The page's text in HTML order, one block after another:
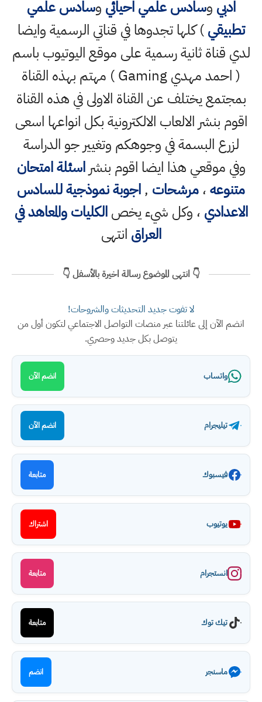
ادبي وسادس علمي احيائي وسادس علمي
تطبيقي) كلها تجدوها في قناتي الرسمية وايضا
لدي قناة ثانية رسمية على موقع اليوتيوب باسم
( احمد مهدي Gaming ) مهتم بهذه القناة
بمجتمع يختلف عن القناة الاولى في هذه القناة
اقوم بنشر الالعاب الالكترونية بكل انواعها اسعى
لزرع البسمة في وجوهكم وتغيير جو الدراسة
وفي موقعي هذا ايضا اقوم بنشراسئلة امتحان
متنوعه،مرشحات ,اجوبة نموذجية للسادس
الاعدادي ، وكل شيء يخصالكليات والمعاهد في
العراق انتهى
👇 انتهى الموضوع رسالة اخيرة بالأسفل 👇
لا تفوت جديد التحديثات والشروحات!
انضم الآن إلى عائلتنا عبر منصات التواصل الاجتماعي لتكون أول من
يتوصل بكل جديد وحصري.
واتساب انضم الآن
تيليجرام انضم الآن
فيسبوك متابعة
يوتيوب اشتراك
انستجرام متابعة
تيك توك متابعة
ماسنجر انضم